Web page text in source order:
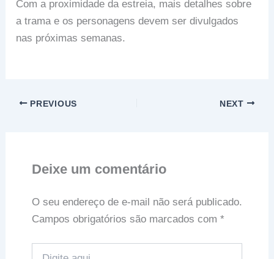
Com a proximidade da estreia, mais detalhes sobre
a trama e os personagens devem ser divulgados
nas próximas semanas.
PREVIOUS NEXT
Deixe um comentário
O seu endereço de e-mail não será publicado.
Campos obrigatórios são marcados com *